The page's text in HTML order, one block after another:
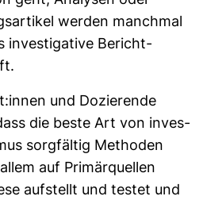
werden manchmal
inves­ti­ga­tive Bericht­
und Dozie­rende
die beste Art von inves­
sorg­fältig Methoden
auf Pri­mär­quellen
auf­stellt und testet und